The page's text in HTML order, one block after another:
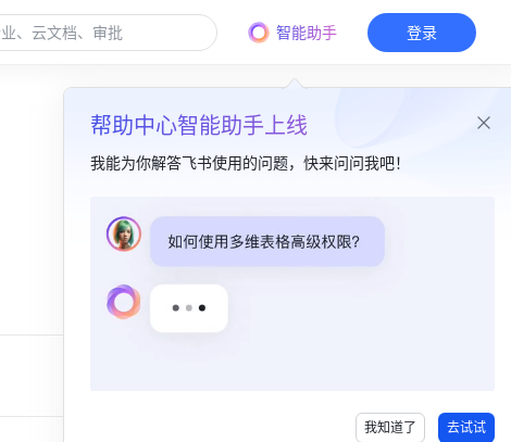
智能助手
帮助中心智能助手上线
我能为你解答飞书使用的问题，快来问问我吧！
我知道了 去试试
登录